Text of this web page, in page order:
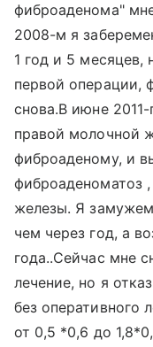
фиброаденома"
2008-м я
1 год и 5 месяцев,
первой операции,
снова.В июне
правой молочной
фиброаденому, и
фиброаденоматоз
железы. Я
чем через год, а
года..Сейчас мне
лечение, но я
без оперативного
от 0,5 *0,6 до